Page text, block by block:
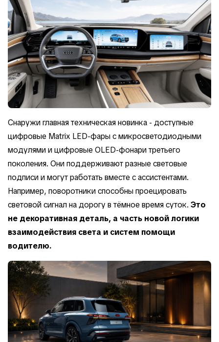
Снаружи главная техническая новинка - доступные
цифровые Matrix LED-фары с микросветодиодными
модулями и цифровые OLED-фонари третьего
поколения. Они поддерживают разные световые
подписи и могут работать вместе с ассистентами.
Например, поворотники способны проецировать
световой сигнал на дорогу в тёмное время суток. Это
не декоративная деталь, а часть новой логики
взаимодействия света и систем помощи
водителю.